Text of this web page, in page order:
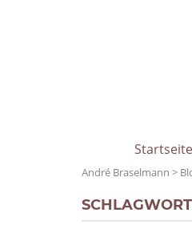
Startseite
André Braselmann >